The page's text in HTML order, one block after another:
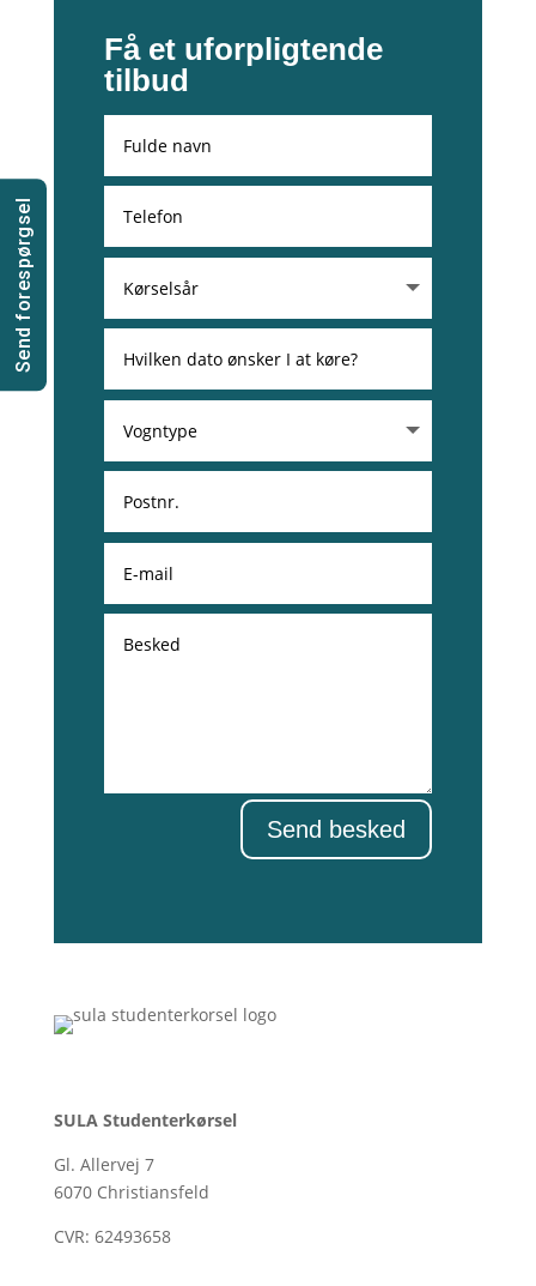
Få et uforpligtende
tilbud
Send besked
SULA Studenterkørsel
Gl. Allervej 7
6070 Christiansfeld
CVR: 62493658
Send forespørgsel